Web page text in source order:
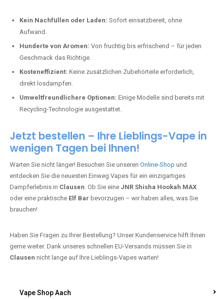
Kein Nachfüllen oder Laden: Sofort einsatzbereit, ohne
Aufwand.
Hunderte von Aromen: Von fruchtig bis erfrischend – für jeden
Geschmack das Richtige.
Kosteneffizient: Keine zusätzlichen Zubehörteile erforderlich,
direkt losdampfen.
Umweltfreundlichere Optionen: Einige Modelle sind bereits mit
Recycling-Technologie ausgestattet.
Jetzt bestellen – Ihre Lieblings-Vape in
wenigen Tagen bei Ihnen!
Warten Sie nicht länger! Besuchen Sie unseren Online-Shop und
entdecken Sie die neuesten Einweg Vapes für ein einzigartiges
Dampferlebnis in Clausen. Ob Sie eine JNR Shisha Hookah MAX
oder eine praktische Elf Bar bevorzugen – wir haben alles, was Sie
brauchen!
Haben Sie Fragen zu Ihrer Bestellung? Unser Kundenservice hilft Ihnen
gerne weiter. Dank unseres schnellen EU-Versands müssen Sie in
Clausen nicht lange auf Ihre Lieblings-Vapes warten!
Vape Shop Aach